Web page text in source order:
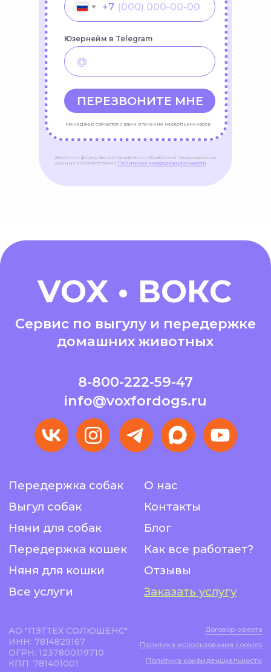
+7
Юзернейм в Telegram
ПЕРЕЗВОНИТЕ МНЕ
Менеджер свяжется с вами в течение нескольких часов
Заполняя форму вы соглашаетесь с обработкой персональных
данных в соответствии с Политикой конфиденциальности